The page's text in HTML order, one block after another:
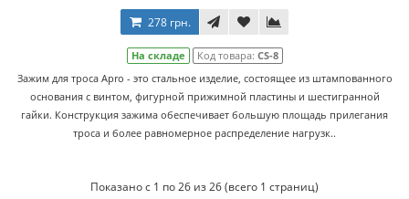
278 грн.
На складе Код товара: CS-8
Зажим для троса Apro - это стальное изделие, состоящее из штампованного
основания с винтом, фигурной прижимной пластины и шестигранной
гайки. Конструкция зажима обеспечивает большую площадь прилегания
троса и более равномерное распределение нагрузк..
Показано с 1 по 26 из 26 (всего 1 страниц)